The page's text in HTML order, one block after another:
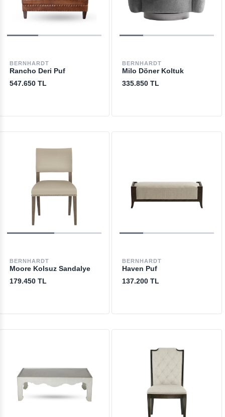
BERNHARDT
Rancho Deri Puf
547.650 TL
BERNHARDT
Milo Döner Koltuk
335.850 TL
BERNHARDT
Moore Kolsuz Sandalye
179.450 TL
BERNHARDT
Haven Puf
137.200 TL